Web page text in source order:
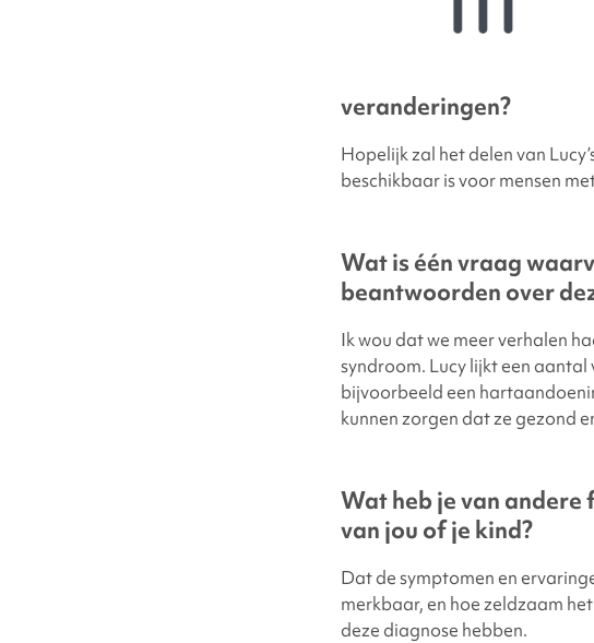
veranderingen?
Hopelijk zal het delen van
beschikbaar is voor mensen
Wat is één vraag
beantwoorden over
Ik wou dat we meer verhalen
syndroom. Lucy lijkt een
bijvoorbeeld een
kunnen zorgen dat ze gezond
Wat heb je van
van jou of je kind?
Dat de symptomen en
merkbaar, en hoe zeldzaam
deze diagnose hebben.